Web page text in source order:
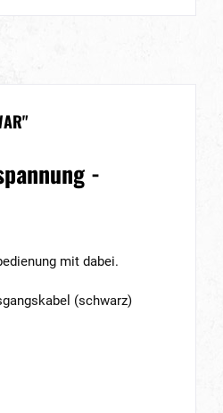
-
mit dabei.
(schwarz)